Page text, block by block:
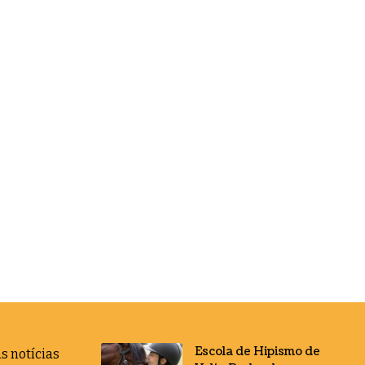
notícias
Escola de Hipismo de